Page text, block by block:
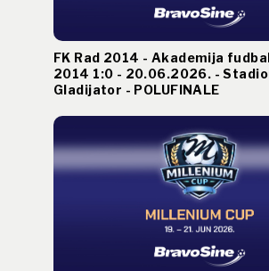
FK Rad 2014 - Akademija
2014 1:0 - 20.06.2026. -
Gladijator - POLUFINALE